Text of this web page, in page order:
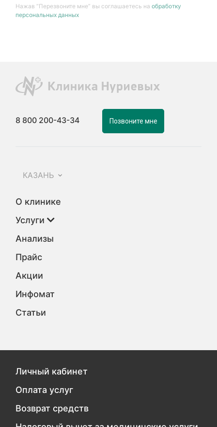
Нажав “Перезвоните мне” вы соглашаетесь наобработку
персональных данных
8 800 200-43-34 Позвоните мне
КАЗАНЬ
О клинике
Услуги
Анализы
Прайс
Акции
Инфомат
Статьи
Личный кабинет
Оплата услуг
Возврат средств